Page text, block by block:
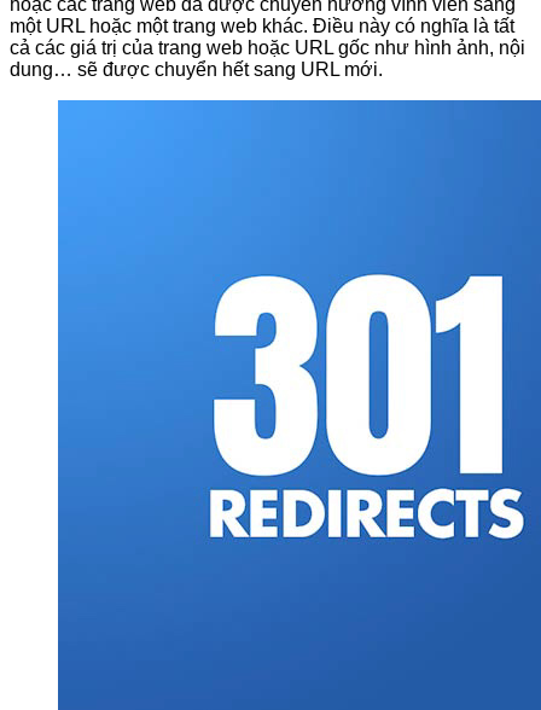
một URL hoặc một trang web khác. Điều này có nghĩa là tất
cả các giá trị của trang web hoặc URL gốc như hình ảnh, nội
dung… sẽ được chuyển hết sang URL mới.